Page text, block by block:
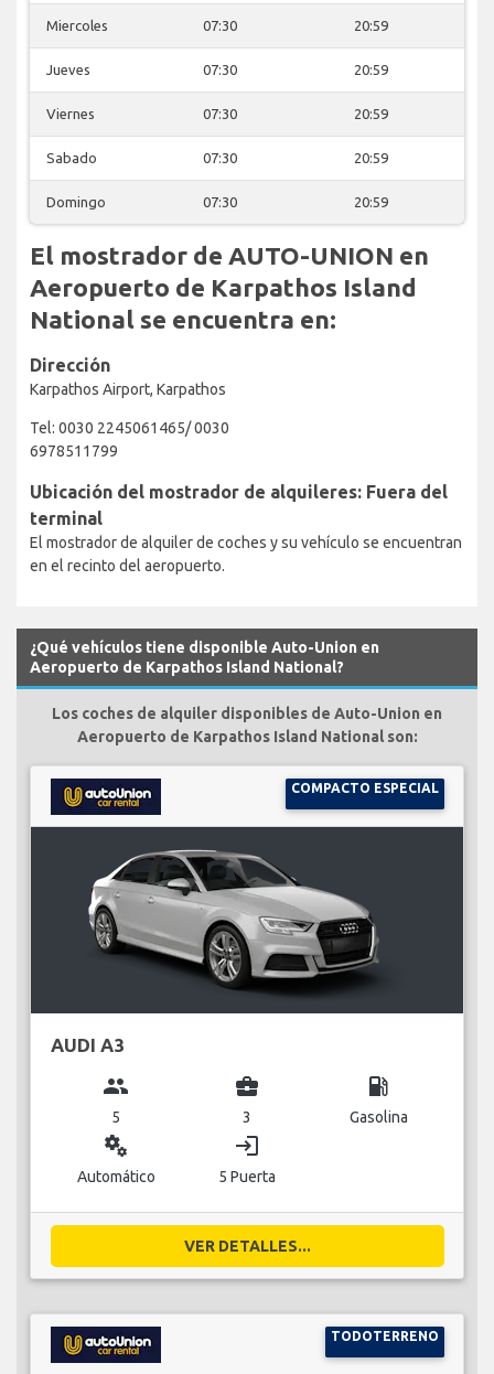
Miercoles 07:30 20:59
Jueves 07:30 20:59
Viernes 07:30 20:59
Sabado 07:30 20:59
Domingo 07:30 20:59
El mostrador de AUTO-UNION en
Aeropuerto de Karpathos Island
National se encuentra en:
Dirección
Karpathos Airport, Karpathos
Tel: 0030 2245061465/ 0030
6978511799
Ubicación del mostrador de alquileres: Fuera del
terminal
El mostrador de alquiler de coches y su vehículo se encuentran
en el recinto del aeropuerto.
¿Qué vehículos tiene disponible Auto-Union en
Aeropuerto de Karpathos Island National?
Los coches de alquiler disponibles de Auto-Union en
Aeropuerto de Karpathos Island National son:
COMPACTO ESPECIAL
AUDI A3
group
5
business_center
3
local_gas_station
Gasolina
miscellaneous_services
Automático
login
5 Puerta
VER DETALLES...
TODOTERRENO